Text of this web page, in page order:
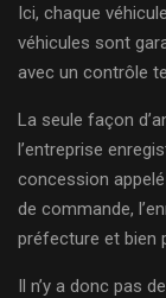
Ici, chaque
véhicules sont
avec un contrôle
La seule façon
l’entreprise
concession
de commande,
préfecture et bien
Il n’y a donc pas